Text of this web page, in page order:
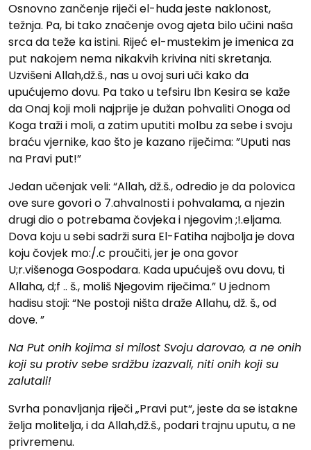
Osnovno zančenje riječi el-huda jeste naklonost,
težnja. Pa, bi tako značenje ovog ajeta bilo učini naša
srca da teže ka istini. Rijeć el-mustekim je imenica za
put nakojem nema nikakvih krivina niti skretanja.
Uzvišeni Allah,dž.š., nas u ovoj suri uči kako da
upućujemo dovu. Pa tako u tefsiru Ibn Kesira se kaže
da Onaj koji moli najprije je duž‍an pohvaliti Onoga od
Koga tra‍ži i moli, a zatim uputiti molbu za sebe i svoju
braću vjernike, kao što je kazano riječima: ”Uputi nas
na Pravi put!”
Jedan učenjak veli: “Allah, dž.š., odredio je da polovica
ove sure govori o 7.ahvalnosti i pohvalama, a njezin
drugi dio o potrebama čovjeka i njegovim ;!.eljama.
Dova koju u sebi sadrži sura El-Fatiha najbolja je dova
koju čovjek mo:/.c proučiti, jer je ona govor
U;r.višenoga Gospodara. Kada upućuješ ovu dovu, ti
Allaha, d;f .. š., moliš Njegovim riječima.” U jednom
hadisu stoji: “Ne postoji ništa draže Allahu, dž. š., od
dove. ”
Na Put onih kojima si milost Svoju darovao, a ne onih
koji su protiv sebe srdžbu izazvali, niti onih koji su
zalutali!
Svrha ponavljanja riječi „Pravi put“, jeste da se istakne
želja molitelja, i da Allah,dž.š., podari trajnu uputu, a ne
privremenu.